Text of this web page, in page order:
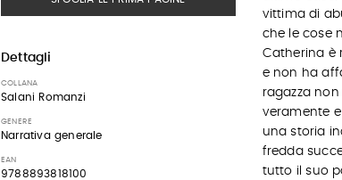
Dettagli
COLLANA
Salani Romanzi
GENERE
Narrativa generale
EAN
9788893818100
vittima di
che le cose
Catherina è
e non ha
ragazza
veramente
una storia
fredda
tutto il suo